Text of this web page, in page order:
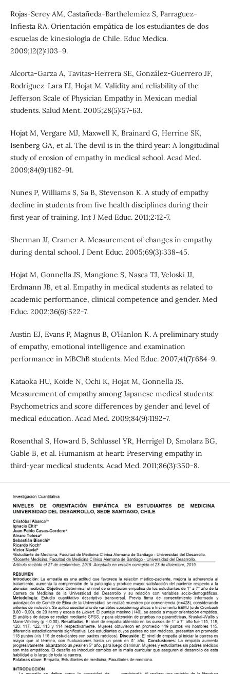
Rojas-Serey AM, Castañeda-Barthelemiez S, Parraguez-
Infiesta RA. Orientación empática de los estudiantes de dos
escuelas de kinesiología de Chile. Educ Medica.
2009;12(2):103–9.
Alcorta-Garza A, Tavitas-Herrera SE, González-Guerrero JF,
Rodríguez-Lara FJ, Hojat M. Validity and reliability of the
Jefferson Scale of Physician Empathy in Mexican medial
students. Salud Ment. 2005;28(5):57-63.
Hojat M, Vergare MJ, Maxwell K, Brainard G, Herrine SK,
Isenberg GA, et al. The devil is in the third year: A longitudinal
study of erosion of empathy in medical school. Acad Med.
2009;84(9):1182-91.
Nunes P, Williams S, Sa B, Stevenson K. A study of empathy
decline in students from five health disciplines during their
first year of training. Int J Med Educ. 2011;2:12-7.
Sherman JJ, Cramer A. Measurement of changes in empathy
during dental school. J Dent Educ. 2005;69(3):338-45.
Hojat M, Gonnella JS, Mangione S, Nasca TJ, Veloski JJ,
Erdmann JB, et al. Empathy in medical students as related to
academic performance, clinical competence and gender. Med
Educ. 2002;36(6):522-7.
Austin EJ, Evans P, Magnus B, O’Hanlon K. A preliminary study
of empathy, emotional intelligence and examination
performance in MBChB students. Med Educ. 2007;41(7):684-9.
Kataoka HU, Koide N, Ochi K, Hojat M, Gonnella JS.
Measurement of empathy among Japanese medical students:
Psychometrics and score differences by gender and level of
medical education. Acad Med. 2009;84(9):1192-7.
Rosenthal S, Howard B, Schlussel YR, Herrigel D, Smolarz BG,
Gable B, et al. Humanism at heart: Preserving empathy in
third-year medical students. Acad Med. 2011;86(3):350-8.